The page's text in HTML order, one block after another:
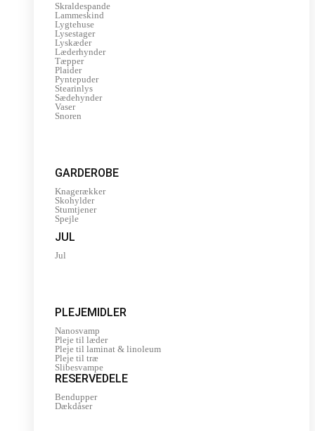
Skraldespande
Lammeskind
Lygtehuse
Lysestager
Lyskæder
Læderhynder
Tæpper
Plaider
Pyntepuder
Stearinlys
Sædehynder
Vaser
Snoren
GARDEROBE
Knagerækker
Skohylder
Stumtjener
Spejle
JUL
Jul
PLEJEMIDLER
Nanosvamp
Pleje til læder
Pleje til laminat & linoleum
Pleje til træ
Slibesvampe
RESERVEDELE
Bendupper
Dækdåser